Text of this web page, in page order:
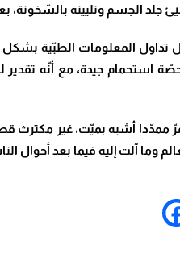
الجسم وتليينه بالسّخونة،
تداول المعلومات الطبّية
لحصّة استحمام جيدة، مع أنّه
ممدّدا أشبه بميّت، غير مكترث
وما آلت إليه فيما بعد أحوال